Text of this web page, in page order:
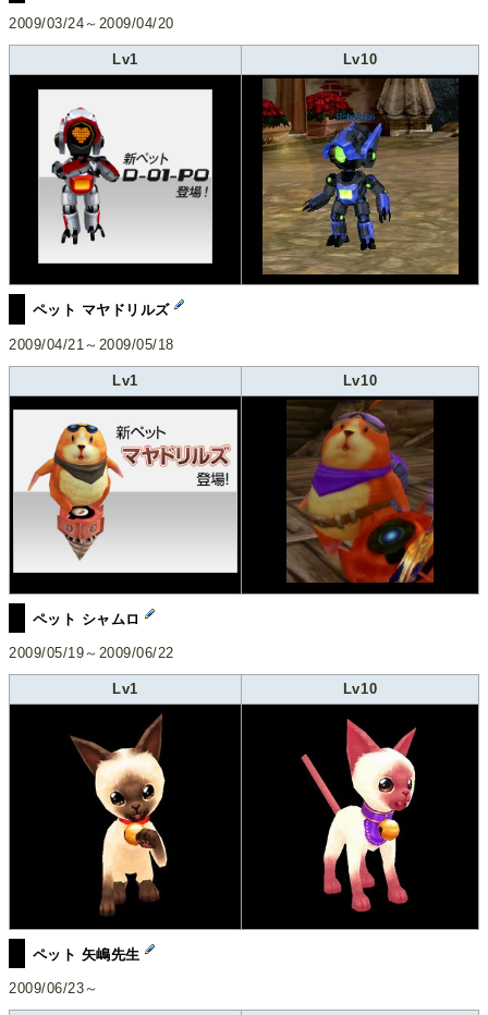
2009/03/24～2009/04/20
Lv1 Lv10
ペット マヤドリルズ
2009/04/21～2009/05/18
Lv1 Lv10
ペット シャムロ
2009/05/19～2009/06/22
Lv1 Lv10
ペット 矢嶋先生
2009/06/23～